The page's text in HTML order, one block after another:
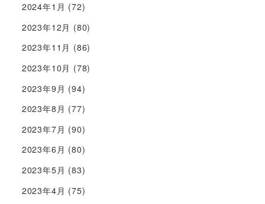
2024年1月 (72)
2023年12月 (80)
2023年11月 (86)
2023年10月 (78)
2023年9月 (94)
2023年8月 (77)
2023年7月 (90)
2023年6月 (80)
2023年5月 (83)
2023年4月 (75)